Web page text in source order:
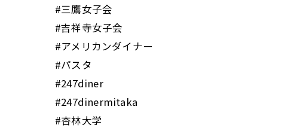
#三鷹女子会
#吉祥寺女子会
#アメリカンダイナー
#パスタ
#247diner
#247dinermitaka
#杏林大学